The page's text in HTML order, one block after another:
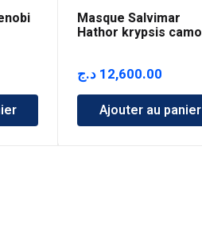
Masque Salvimar
Hathor krypsis camo
12,600.00 د.ج
Ajouter au panier